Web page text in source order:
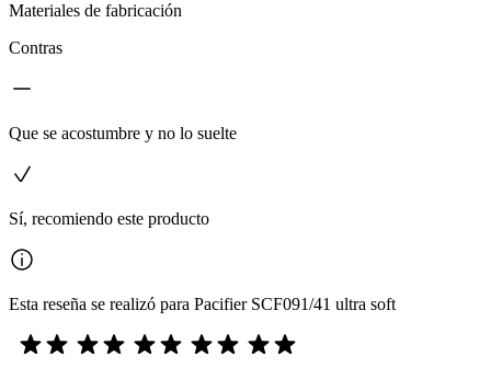
Materiales de fabricación
Contras
Que se acostumbre y no lo suelte
Sí, recomiendo este producto
Esta reseña se realizó para Pacifier SCF091/41 ultra soft